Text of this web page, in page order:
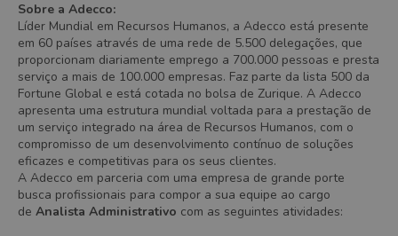
Sobre a Adecco:
Líder Mundial em Recursos Humanos, a Adecco está presente
em 60 países através de uma rede de 5.500 delegações, que
proporcionam diariamente emprego a 700.000 pessoas e presta
serviço a mais de 100.000 empresas. Faz parte da lista 500 da
Fortune Global e está cotada no bolsa de Zurique. A Adecco
apresenta uma estrutura mundial voltada para a prestação de
um serviço integrado na área de Recursos Humanos, com o
compromisso de um desenvolvimento contínuo de soluções
eficazes e competitivas para os seus clientes.
A Adecco em parceria com uma empresa de grande porte
busca profissionais para compor a sua equipe ao cargo
de Analista Administrativo com as seguintes atividades: